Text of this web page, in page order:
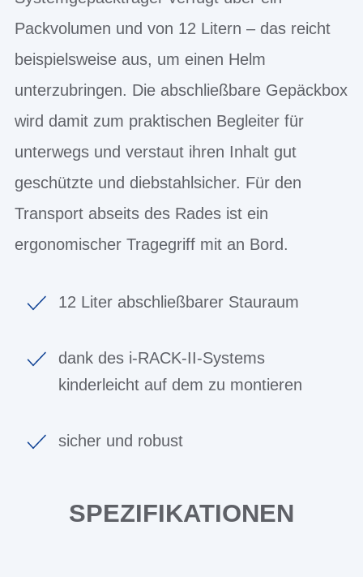
Packvolumen und von 12 Litern – das reicht
beispielsweise aus, um einen Helm
unterzubringen. Die abschließbare Gepäckbox
wird damit zum praktischen Begleiter für
unterwegs und verstaut ihren Inhalt gut
geschützte und diebstahlsicher. Für den
Transport abseits des Rades ist ein
ergonomischer Tragegriff mit an Bord.
12 Liter abschließbarer Stauraum
dank des i-RACK-II-Systems
kinderleicht auf dem zu montieren
sicher und robust
SPEZIFIKATIONEN